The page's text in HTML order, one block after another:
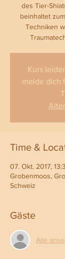
des Tier-
beinhaltet
Techniken
Kurs
melde dich
Time &
07. Okt. 2017,
Grobenmoos,
Schweiz
Gäste
Alle